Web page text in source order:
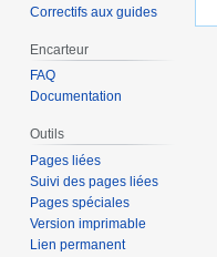
Correctifs aux guides
Encarteur
FAQ
Documentation
Outils
Pages liées
Suivi des pages liées
Pages spéciales
Version imprimable
Lien permanent